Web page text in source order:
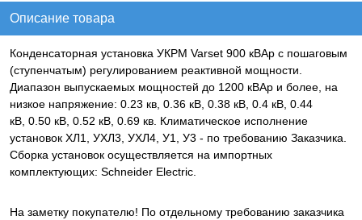
Описание товара
Конденсаторная установка УКРМ Varset 900 кВАр с пошаговым
(ступенчатым) регулированием реактивной мощности.
Диапазон выпускаемых мощностей до 1200 кВАр и более, на
низкое напряжение: 0.23 кв, 0.36 кВ, 0.38 кВ, 0.4 кВ, 0.44
кВ, 0.50 кВ, 0.52 кВ, 0.69 кв. Климатическое исполнение
установок ХЛ1, УХЛ3, УХЛ4, У1, У3 - по требованию Заказчика.
Сборка установок осуществляется на импортных
комплектующих: Schneider Electric.
На заметку покупателю! По отдельному требованию заказчика